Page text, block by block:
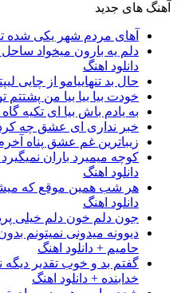
آهنگ های جدید
آهای مردم شهر یکی شده
دلم یه بارون میخواد
دانلود اهنگ
حال بد تنهاییامو از چایی
خودت بیا بیا بیا من پشتتم
به یادم باش بیا ای تکیه
خبر نداری ای عشق چه
زیباترین غم عشق پناه
کوچه میمیرد باران
دانلود اهنگ
هر شب همین موقع که
دانلود اهنگ
جون دلم خون دلم خیلی
دیوونه میدونی نمیتونم
حامیم + دانلود اهنگ
گفتم بد و خوب تقدیر دیگه
خدابنده + دانلود اهنگ